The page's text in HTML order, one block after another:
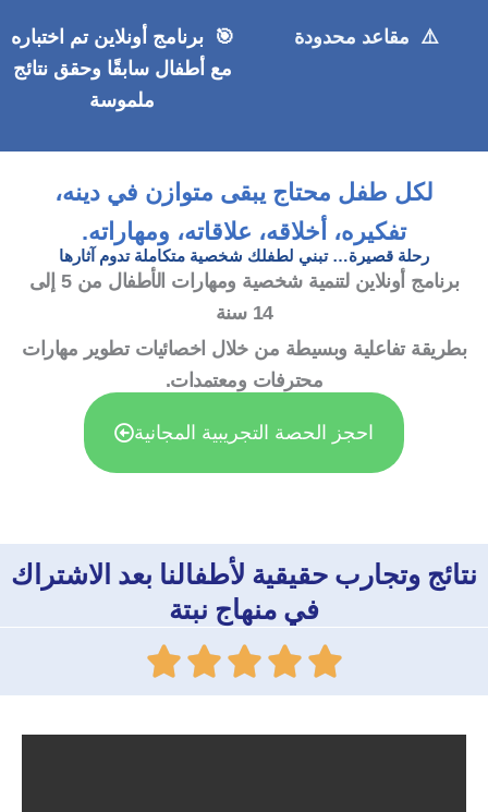
⚠️ مقاعد محدودة 🎯 برنامج أونلاينتم اختباره
مع أطفال سابقًا وحقق نتائج
ملموسة
لكل طفل محتاج يبقى متوازن في دينه،
تفكيره، أخلاقه، علاقاته، ومهاراته.
رحلة قصيرة… تبني لطفلك شخصية متكاملة تدوم آثارها
برنامج أونلاين لتنمية شخصية ومهارات الأطفال من 5 إلى
14 سنة
بطريقة تفاعلية وبسيطة من خلال اخصائيات تطوير مهارات
محترفات ومعتمدات.
احجز الحصة التجريبية المجانية
نتائج وتجارب حقيقية لأطفالنا بعد الاشتراك
في منهاج نبتة